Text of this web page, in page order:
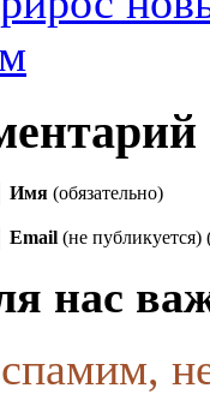
Имя (обязательно)
Email (не публикуется)
нас